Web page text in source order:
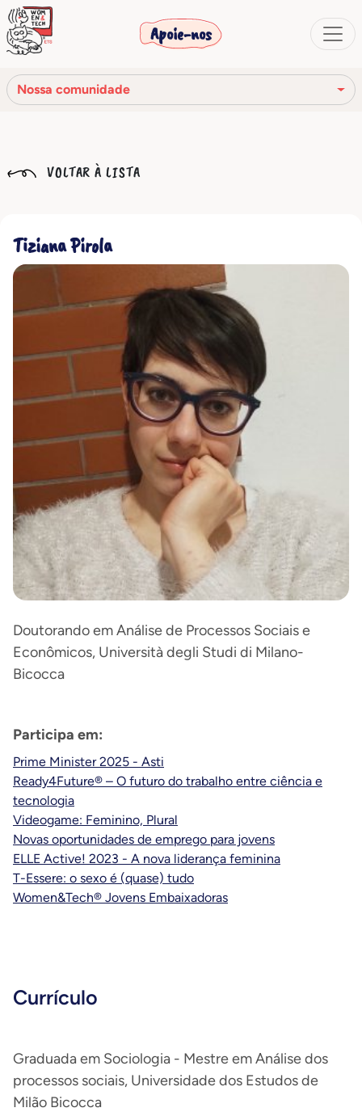
Apoie-nos
Nossa comunidade
Nossa rede
Nossa comunidade
VOLTAR À LISTA
Tiziana Pirola
Doutorando em Análise de Processos Sociais e
Econômicos, Università degli Studi di Milano-
Bicocca
Participa em:
Prime Minister 2025 - Asti
Ready4Future® – O futuro do trabalho entre ciência e
tecnologia
Videogame: Feminino, Plural
Novas oportunidades de emprego para jovens
ELLE Active! 2023 - A nova liderança feminina
T-Essere: o sexo é (quase) tudo
Women&Tech® Jovens Embaixadoras
Currículo
Graduada em Sociologia - Mestre em Análise dos
processos sociais, Universidade dos Estudos de
Milão Bicocca